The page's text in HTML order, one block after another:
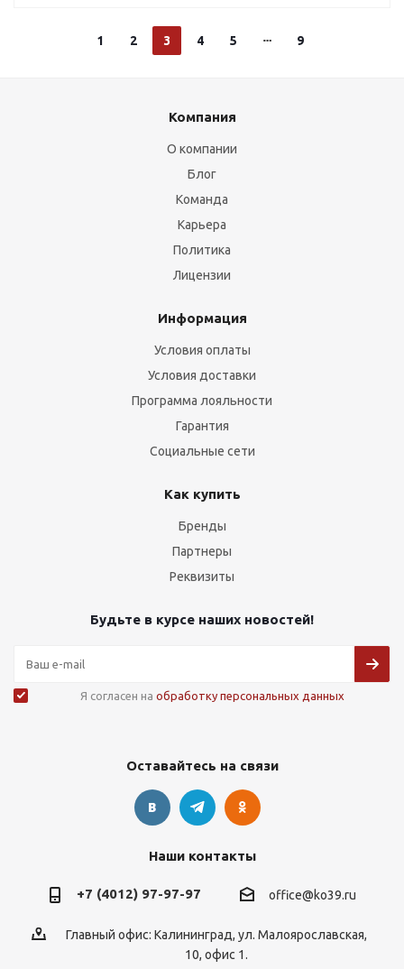
1 2 3 4 5 9
Компания
О компании
Блог
Команда
Карьера
Политика
Лицензии
Информация
Условия оплаты
Условия доставки
Программа лояльности
Гарантия
Социальные сети
Как купить
Бренды
Партнеры
Реквизиты
Будьте в курсе наших новостей!
Я согласен на обработку персональных данных
Оставайтесь на связи
Наши контакты
+7 (4012) 97-97-97 office@ko39.ru
Главный офис: Калининград, ул. Малоярославская,
10, офис 1.